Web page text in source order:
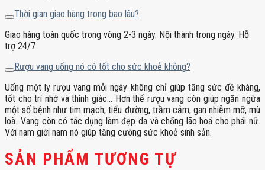
Thời gian giao hàng trong bao lâu?
Giao hàng toàn quốc trong vòng 2-3 ngày. Nội thành trong ngày. Hỗ
trợ 24/7
Rượu vang uống nó có tốt cho sức khoẻ không?
Uống một ly rượu vang mỗi ngày không chỉ giúp tăng sức đề kháng,
tốt cho trí nhớ và thính giác… Hơn thế rượu vang còn giúp ngăn ngừa
một số bệnh như tim mạch, tiểu đường, trầm cảm, gan nhiễm mỡ, mù
loà…Vang còn có tác dụng làm đẹp da và chống lão hoá cho phái nữ.
Với nam giới nam nó giúp tăng cường sức khoẻ sinh sản.
SẢN PHẨM TƯƠNG TỰ